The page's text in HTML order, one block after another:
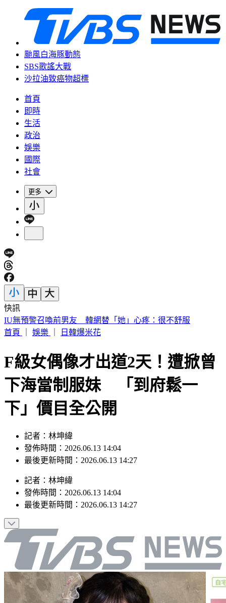
颱風白海豚動態
SBS歌謠大戰
沙拉油致癌物超標
首頁
即時
生活
政治
娛樂
國際
社會
更多
快訊
快訊／財神爺不在家 威力彩頭獎、二獎雙槓龜
首頁
娛樂 日韓爆米花
F級女偶像才出道2天！遭掀曾
下海當制服妹 「到府鬆一
下」價目全公開
記者：林坤緯
發佈時間：2026.06.13 14:04
最後更新時間：2026.06.13 14:27
記者 ： 林坤緯
發佈時間： 2026.06.13 14:04
最後更新時間： 2026.06.13 14:27